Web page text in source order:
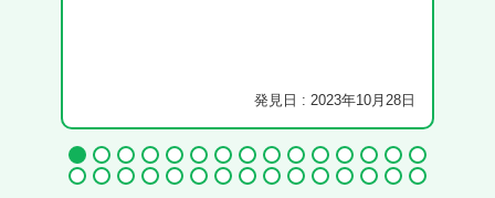
発見日 : 2023年10月28日